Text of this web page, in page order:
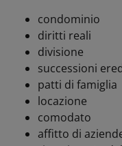
condominio
diritti reali
divisione
successioni
patti di famiglia
locazione
comodato
affitto di